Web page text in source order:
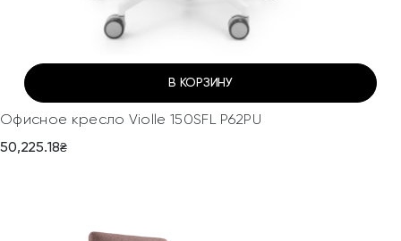
В КОРЗИНУ
Офисное кресло Violle 150SFL P62PU
50,225.18₴